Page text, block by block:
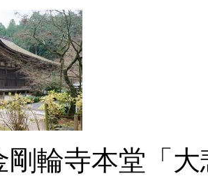
剛輪寺本堂「